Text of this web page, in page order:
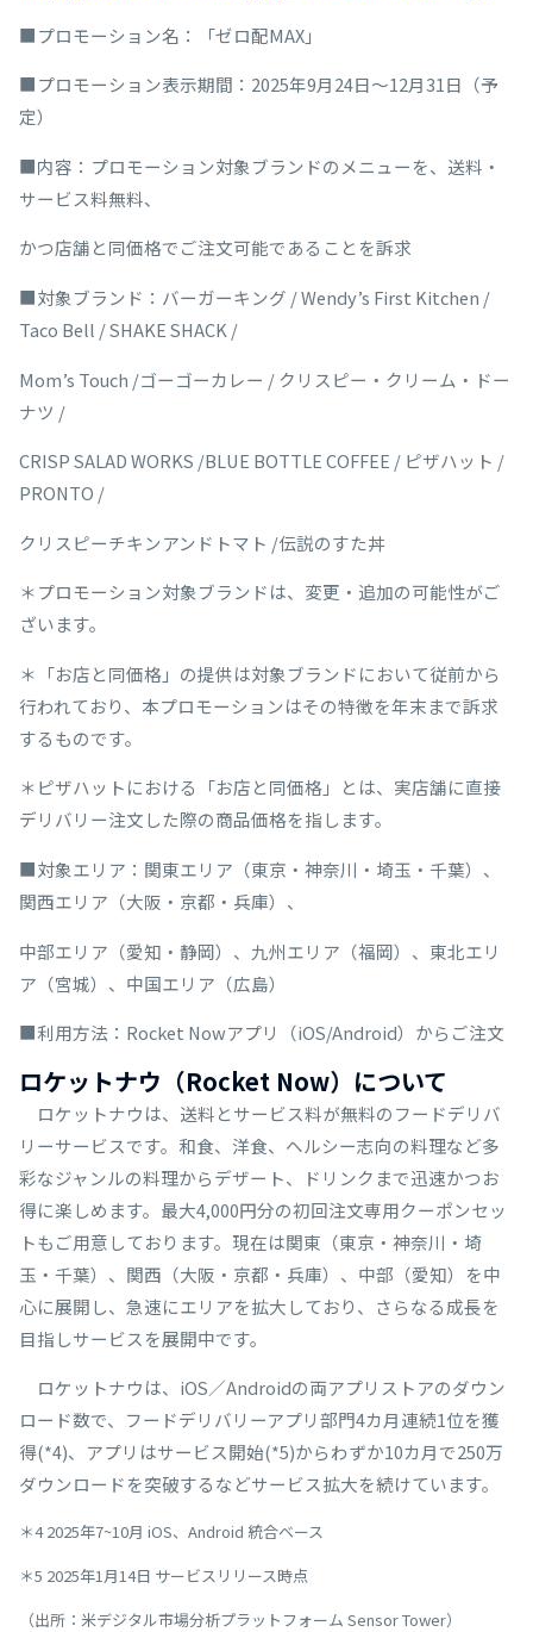
■プロモーション名：「ゼロ配MAX」
■プロモーション表示期間：2025年9月24日～12月31日（予
定）
■内容：プロモーション対象ブランドのメニューを、送料・
サービス料無料、
かつ店舗と同価格でご注文可能であることを訴求
■対象ブランド：バーガーキング / Wendy’s First Kitchen /
Taco Bell / SHAKE SHACK /
Mom’s Touch /ゴーゴーカレー / クリスピー・クリーム・ドー
ナツ /
CRISP SALAD WORKS /BLUE BOTTLE COFFEE / ピザハット /
PRONTO /
クリスピーチキンアンドトマト /伝説のすた丼
＊プロモーション対象ブランドは、変更・追加の可能性がご
ざいます。
＊「お店と同価格」の提供は対象ブランドにおいて従前から
行われており、本プロモーションはその特徴を年末まで訴求
するものです。
＊ピザハットにおける「お店と同価格」とは、実店舗に直接
デリバリー注文した際の商品価格を指します。
■対象エリア：関東エリア（東京・神奈川・埼玉・千葉）、
関西エリア（大阪・京都・兵庫）、
中部エリア（愛知・静岡）、九州エリア（福岡）、東北エリ
ア（宮城）、中国エリア（広島）
■利用方法：Rocket Nowアプリ（iOS/Android）からご注文
ロケットナウ（Rocket Now）について
ロケットナウは、送料とサービス料が無料のフードデリバ
リーサービスです。和食、洋食、ヘルシー志向の料理など多
彩なジャンルの料理からデザート、ドリンクまで迅速かつお
得に楽しめます。最大4,000円分の初回注文専用クーポンセッ
トもご用意しております。現在は関東（東京・神奈川・埼
玉・千葉）、関西（大阪・京都・兵庫）、中部（愛知）を中
心に展開し、急速にエリアを拡大しており、さらなる成長を
目指しサービスを展開中です。
ロケットナウは、iOS／Androidの両アプリストアのダウン
ロード数で、フードデリバリーアプリ部門4カ月連続1位を獲
得(*4)、アプリはサービス開始(*5)からわずか10カ月で250万
ダウンロードを突破するなどサービス拡大を続けています。
＊4 2025年7~10月 iOS、Android 統合ベース
＊5 2025年1月14日 サービスリリース時点
（出所：米デジタル市場分析プラットフォーム Sensor Tower）